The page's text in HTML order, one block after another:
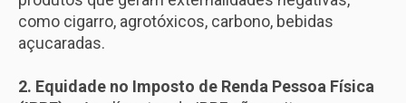
como cigarro, agrotóxicos, carbono, bebidas
açucaradas.
2. Equidade no Imposto de Renda Pessoa Física